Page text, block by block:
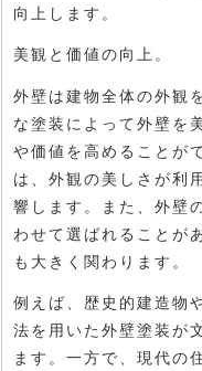
向上します。
美観と価値の向上。
外壁は建物全体の外観
な塗装によって外壁を
や価値を高めることが
は、外観の美しさが利
響します。また、外壁
わせて選ばれることが
も大きく関わります。
例えば、歴史的建造物
法を用いた外壁塗装が
ます。一方で、現代の